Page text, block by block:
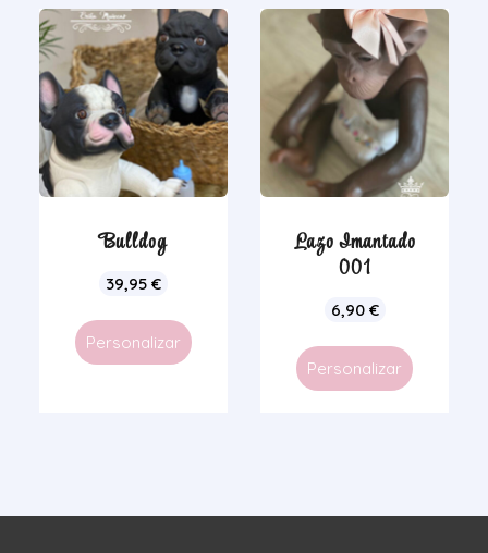
Bulldog
39,95 €
Personalizar
Lazo Imantado
001
6,90 €
Personalizar